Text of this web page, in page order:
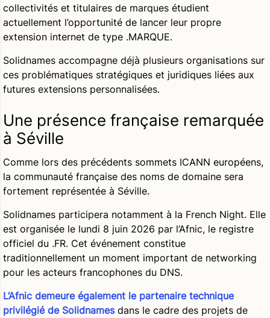
collectivités et titulaires de marques étudient
actuellement l’opportunité de lancer leur propre
extension internet de type .MARQUE.
Solidnames accompagne déjà plusieurs organisations sur
ces problématiques stratégiques et juridiques liées aux
futures extensions personnalisées.
Une présence française remarquée
à Séville
Comme lors des précédents sommets ICANN européens,
la communauté française des noms de domaine sera
fortement représentée à Séville.
Solidnames participera notamment à la French Night. Elle
est organisée le lundi 8 juin 2026 par l’Afnic, le registre
officiel du .FR. Cet événement constitue
traditionnellement un moment important de networking
pour les acteurs francophones du DNS.
L’Afnic demeure également le partenaire technique
privilégié de Solidnamesdans le cadre des projets de